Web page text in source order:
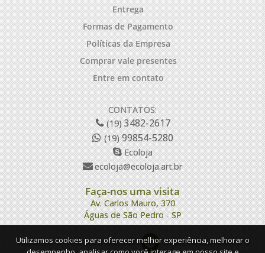
Entrega
Formas de Pagamento
Políticas da Empresa
Comprar vale presentes
Entre em contato
CONTATOS:
(19)3482-2617
(19)99854-5280
Ecoloja
ecoloja@ecoloja.art.br
Faça-nos uma visita
Av. Carlos Mauro, 370
Águas de São Pedro - SP
Utilizamos cookies para oferecer melhor experiência, melhorar o